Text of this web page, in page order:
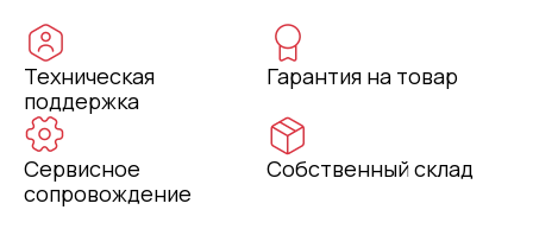
Техническая
поддержка
Гарантия на товар
Сервисное
сопровождение
Собственный склад